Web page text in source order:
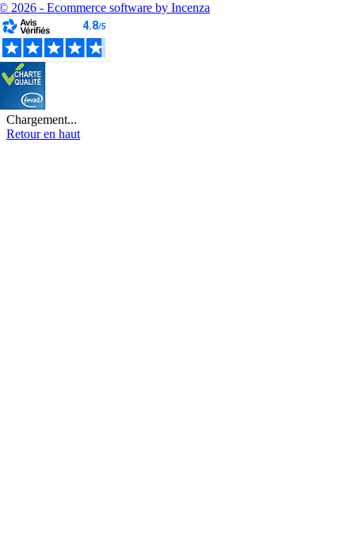
2026 - Ecommerce software by Incenza
Chargement...
Retour en haut